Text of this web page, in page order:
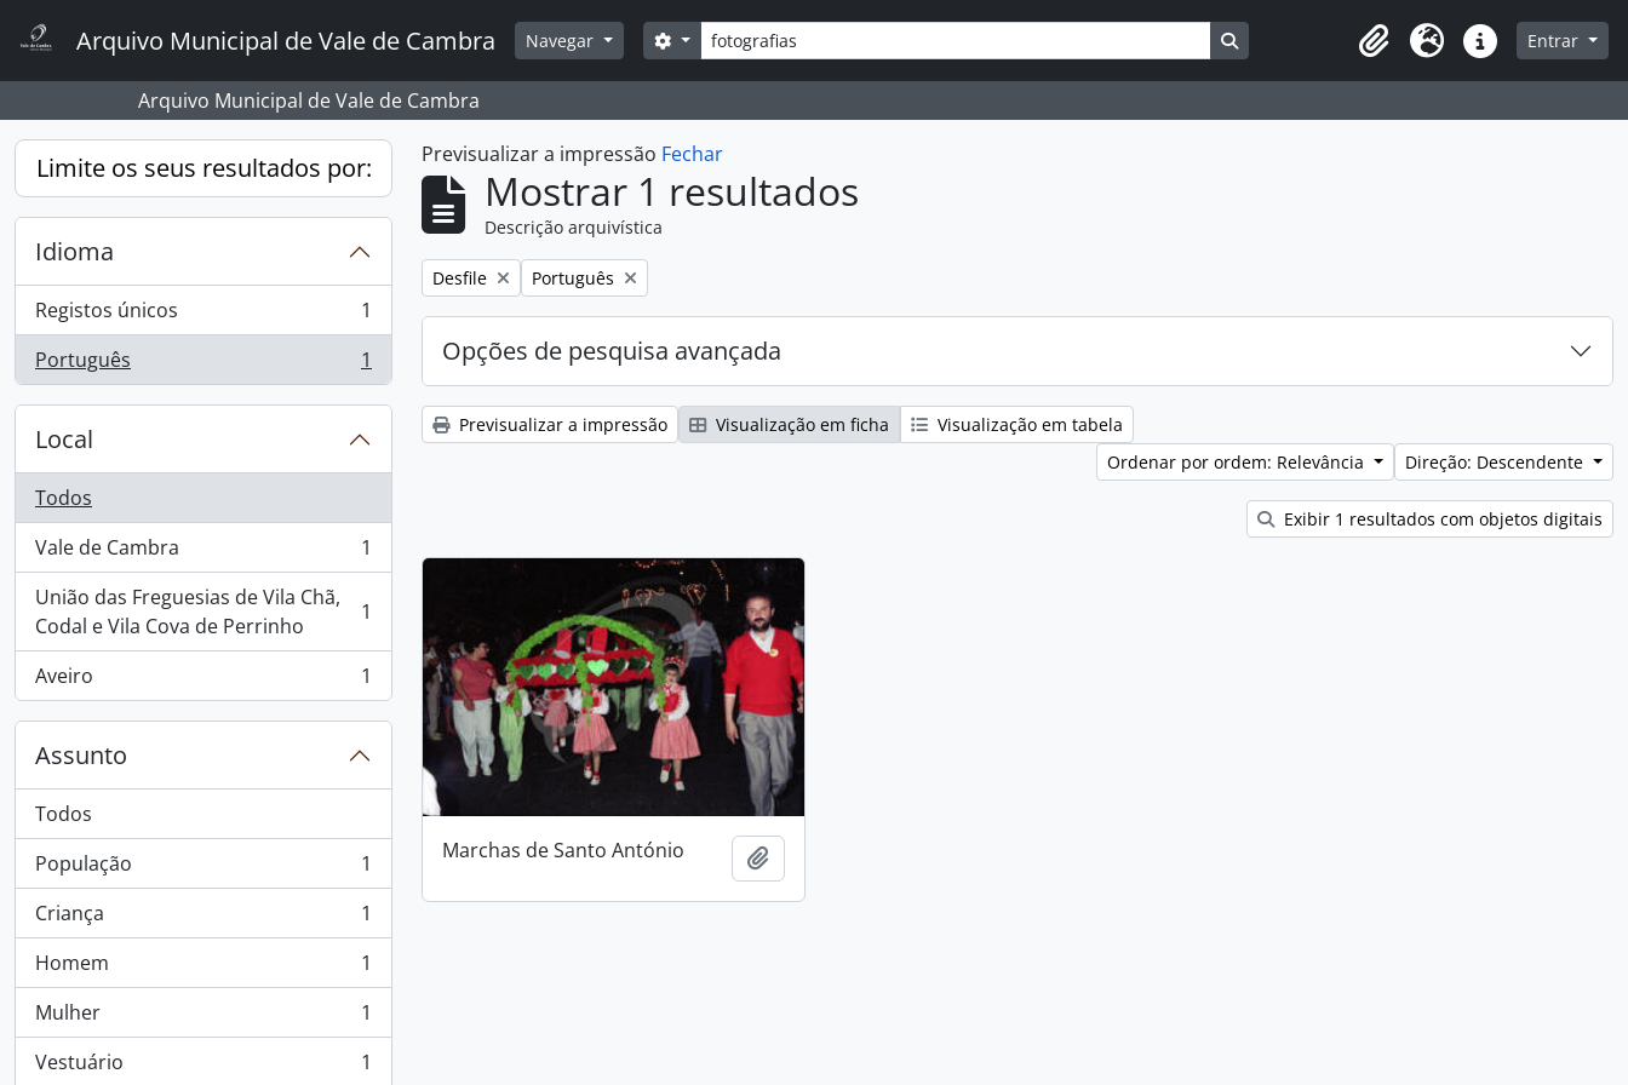
Arquivo Municipal de Vale de Cambra Navegar Pesquisar
Opções de busca Busque na página de navegação
Clipboard
Idioma Ligações rápidas
Entrar
Arquivo Municipal de Vale de Cambra
Limite os seus resultados por:
Idioma
Registos únicos
, 1 resultados
1
Português
, 1 resultados 1
Local
Todos
Vale de Cambra
, 1 resultados
1
União das Freguesias de Vila Chã,
Codal e Vila Cova de Perrinho
, 1 resultados 1
Aveiro
, 1 resultados 1
Assunto
Todos
População
, 1 resultados
1
Criança
, 1 resultados
1
Homem
, 1 resultados
1
Mulher
, 1 resultados
1
Vestuário
, 1 resultados 1
Previsualizar a impressão Fechar
Mostrar 1 resultados
Descrição arquivística
Remover filtro:
Desfile Remover filtro:
Português
Opções de pesquisa avançada
Previsualizar a impressão Visualização em ficha
Visualização em tabela
Ordenar por ordem: Relevância
Direção: Descendente
Exibir 1 resultados com objetos digitais
Marchas de Santo António